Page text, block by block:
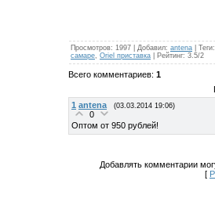
Просмотров: 1997 Добавил: antena Теги:
самаре Oriel приставка Рейтинг: 3.5/2
Всего комментариев: 1
1 antena (03.03.2014 19:06)
0
Оптом от 950 рублей!
Добавлять комментарии
[